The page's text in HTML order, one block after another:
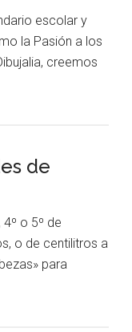
escolar y
la Pasión a los
creemos
de
o 5º de
o de centilitros a
para